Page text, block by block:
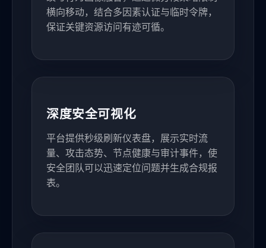
横向移动，结合多因素认证与临时令牌，
保证关键资源访问有迹可循。
深度安全可视化
平台提供秒级刷新仪表盘，展示实时流
量、攻击态势、节点健康与审计事件，使
安全团队可以迅速定位问题并生成合规报
表。